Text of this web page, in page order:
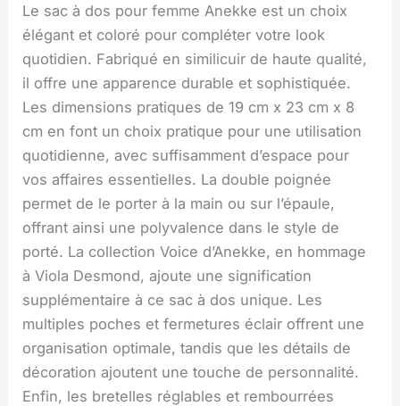
Le sac à dos pour femme Anekke est un choix
élégant et coloré pour compléter votre look
quotidien. Fabriqué en similicuir de haute qualité,
il offre une apparence durable et sophistiquée.
Les dimensions pratiques de 19 cm x 23 cm x 8
cm en font un choix pratique pour une utilisation
quotidienne, avec suffisamment d’espace pour
vos affaires essentielles. La double poignée
permet de le porter à la main ou sur l’épaule,
offrant ainsi une polyvalence dans le style de
porté. La collection Voice d’Anekke, en hommage
à Viola Desmond, ajoute une signification
supplémentaire à ce sac à dos unique. Les
multiples poches et fermetures éclair offrent une
organisation optimale, tandis que les détails de
décoration ajoutent une touche de personnalité.
Enfin, les bretelles réglables et rembourrées